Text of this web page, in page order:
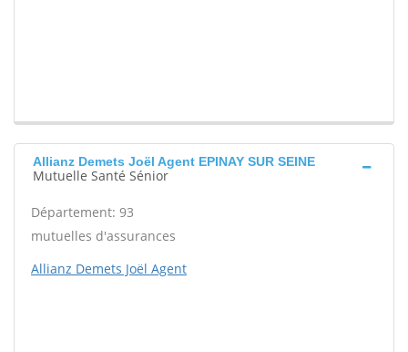
Allianz Demets Joël Agent EPINAY SUR SEINE
Mutuelle Santé Sénior
Département: 93
mutuelles d'assurances
Allianz Demets Joël Agent